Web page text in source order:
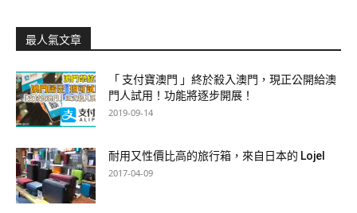
最人氣文章
「 支付寶澳門 」終於殺入澳門，現正公開給澳
門人試用！功能將逐步開展！
2019-09-14
耐用又性價比高的旅行箱，來自日本的 Lojel
2017-04-09